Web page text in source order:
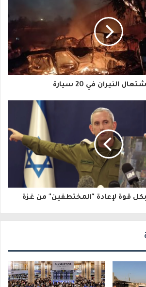
النيران في 20 سيارة
قوة لإعادة "المختطفين" من غزة